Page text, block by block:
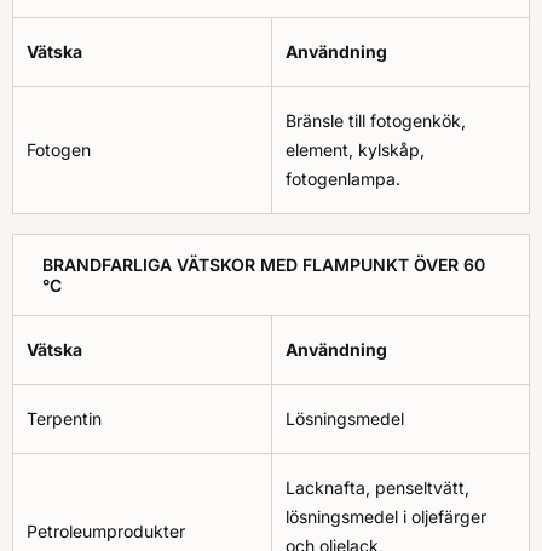
Vätska Användning
Fotogen
Bränsle till fotogenkök,
element, kylskåp,
fotogenlampa.
BRANDFARLIGA VÄTSKOR MED FLAMPUNKT ÖVER 60
°C
Vätska Användning
Terpentin Lösningsmedel
Petroleumprodukter
Lacknafta, penseltvätt,
lösningsmedel i oljefärger
och oljelack,